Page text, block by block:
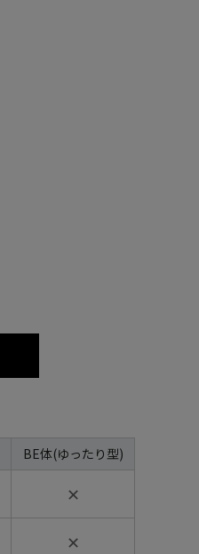
BE体(ゆったり型)
✕
✕